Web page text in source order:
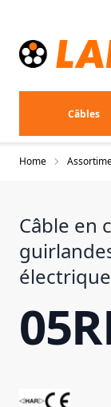
Câbles
Home
Câble en